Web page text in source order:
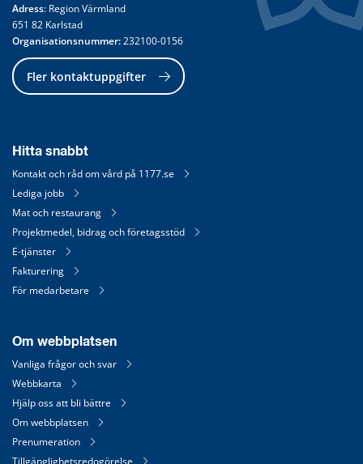
Adress: Region Värmland
651 82 Karlstad
Organisationsnummer: 232100-0156
Fler kontaktuppgifter
Hitta snabbt
Kontakt och råd om vård på 1177.se
Lediga jobb
Mat och restaurang
Projektmedel, bidrag och företagsstöd
E-tjänster
Fakturering
För medarbetare
Om webbplatsen
Vanliga frågor och svar
Webbkarta
Hjälp oss att bli bättre
Om webbplatsen
Prenumeration
Tillgänglighetsredogörelse